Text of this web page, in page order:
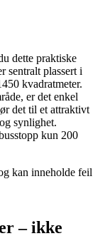
dette praktiske
sentralt plassert i
kvadratmeter.
er det enkel
det til et attraktivt
synlighet.
kun 200
kan inneholde feil
– ikke